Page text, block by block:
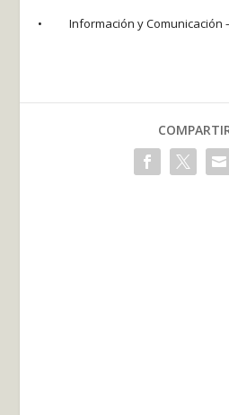
• Información y Comunicación –